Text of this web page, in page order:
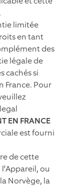
limitée
en tant
des
légale de
cachés si
France. Pour
EN FRANCE
est fourni
de cette
ou
Norvège, la